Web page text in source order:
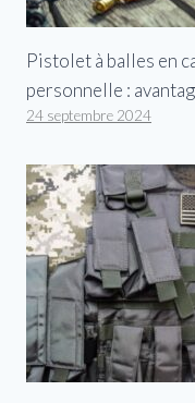
Pistolet à balles en
personnelle :
24 septembre 2024